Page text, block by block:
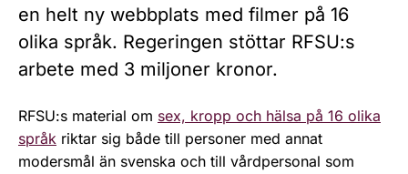
en helt ny webbplats med filmer på 16
olika språk. Regeringen stöttar RFSU:s
arbete med 3 miljoner kronor.
RFSU:s material om sex, kropp och hälsa på 16 olika
språk riktar sig både till personer med annat
modersmål än svenska och till vårdpersonal som